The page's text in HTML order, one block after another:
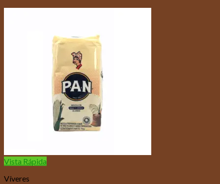
Vista Rápida
Víveres